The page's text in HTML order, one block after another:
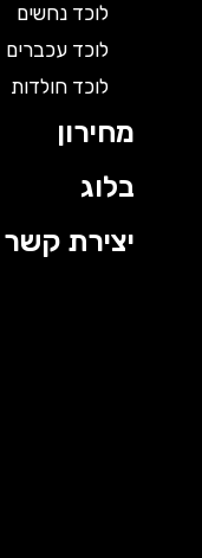
לוכד נחשים
לוכד עכברים
לוכד חולדות
מחירון
בלוג
יצירת קשר